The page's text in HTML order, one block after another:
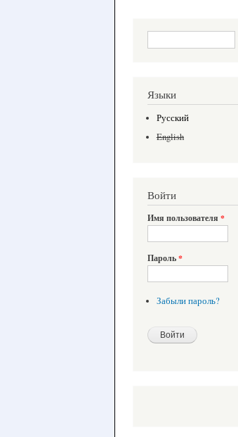
Форма поиска
Языки
Русский
English
Войти
Имя пользователя *
Пароль*
Забыли пароль?